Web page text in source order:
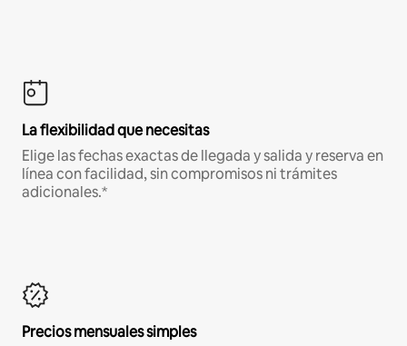
La flexibilidad que necesitas
Elige las fechas exactas de llegada y salida y reserva en
línea con facilidad, sin compromisos ni trámites
adicionales.*
Precios mensuales simples